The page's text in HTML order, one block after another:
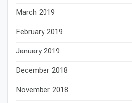
March 2019
February 2019
January 2019
December 2018
November 2018